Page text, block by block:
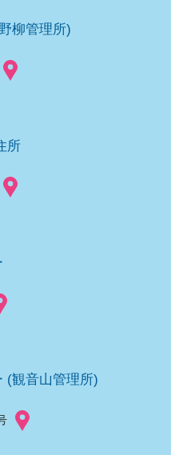
柳管理所)
所
(観音山管理所)